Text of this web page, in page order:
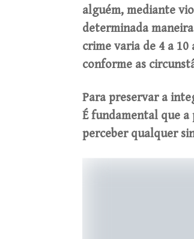
alguém, mediante
determinada
crime varia de 4 a
conforme as
Para preservar a
É fundamental que a
perceber qualquer